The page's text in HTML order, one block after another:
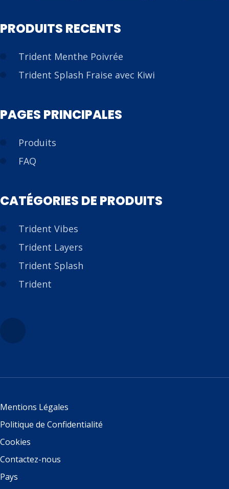
PRODUITS RECENTS
Trident Menthe Poivrée
Trident Splash Fraise avec Kiwi
PAGES PRINCIPALES
Produits
FAQ
CATÉGORIES DE PRODUITS
Trident Vibes
Trident Layers
Trident Splash
Trident
Mentions Légales
Politique de Confidentialité
Cookies
Contactez-nous
Pays